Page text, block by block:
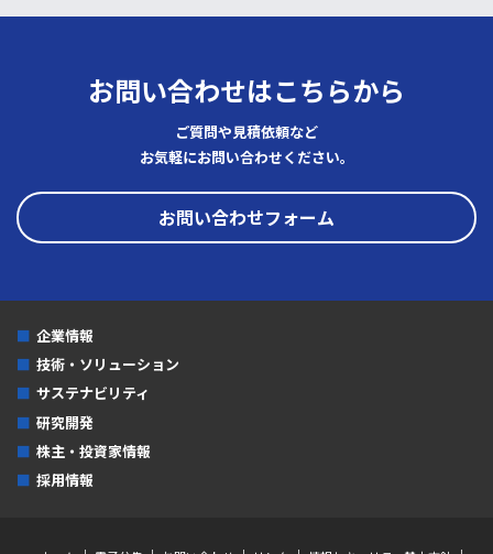
2022年
2020年
2015年
2014年
2013年
2012年
2011年
お問い合わせはこちらから
ご質問や見積依頼など
お気軽にお問い合わせください。
お問い合わせフォーム
企業情報
技術・ソリューション
サステナビリティ
研究開発
株主・投資家情報
採用情報